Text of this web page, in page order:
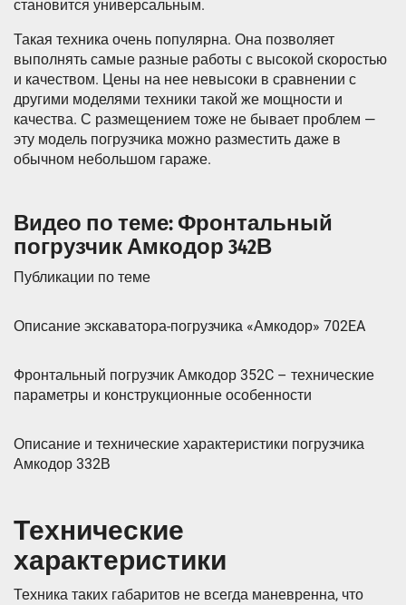
становится универсальным.
Такая техника очень популярна. Она позволяет
выполнять самые разные работы с высокой скоростью
и качеством. Цены на нее невысоки в сравнении с
другими моделями техники такой же мощности и
качества. С размещением тоже не бывает проблем —
эту модель погрузчика можно разместить даже в
обычном небольшом гараже.
Видео по теме: Фронтальный
погрузчик Амкодор 342В
Публикации по теме
Описание экскаватора-погрузчика «Амкодор» 702EA
Фронтальный погрузчик Амкодор 352C – технические
параметры и конструкционные особенности
Описание и технические характеристики погрузчика
Амкодор 332В
Технические
характеристики
Техника таких габаритов не всегда маневренна, что